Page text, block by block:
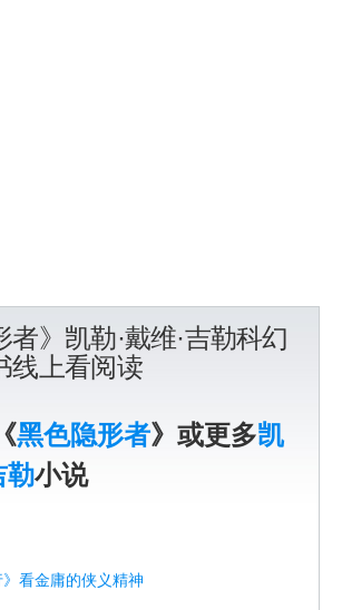
者》凯勒·戴维·吉勒科幻
线上看阅读
黑色隐形者》或更多凯
勒小说
看金庸的侠义精神